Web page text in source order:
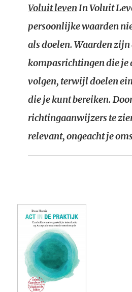
Voluit levenIn Voluit
persoonlijke waarden
als doelen. Waarden zijn
kompasrichtingen die
volgen, terwijl doelen
die je kunt bereiken.
richtingaanwijzers te
relevant, ongeacht je